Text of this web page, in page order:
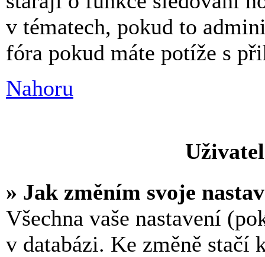
v tématech, pokud to
fóra pokud máte potíže s
Nahoru
» Jak změním svoje
Všechna vaše nastavení
v databázi. Ke změně stačí